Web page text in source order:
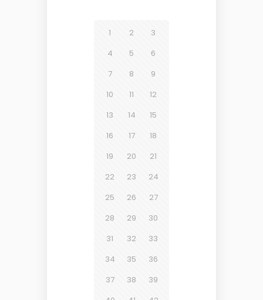
1 2
3
4
5
6
7
8
9
10
11
12
13
14
15
16
17
18
19
20
21
22
23
24
25
26
27
28
29
30
31
32
33
34
35
36
37
38
39